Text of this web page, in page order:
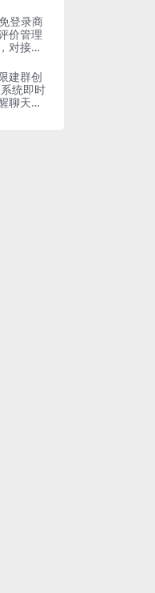
登录商
价管理
对接易
建群创
统即时
聊天系